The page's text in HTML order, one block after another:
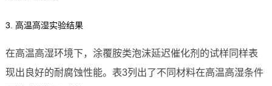
3. 高温高湿实验结果
在高温高湿环境下，涂覆胺类泡沫延迟催化剂的试样同样表
现出良好的耐腐蚀性能。表3列出了不同材料在高温高湿条件